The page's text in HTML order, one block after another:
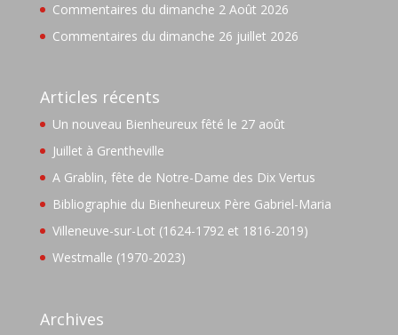
Commentaires du dimanche 2 Août 2026
Commentaires du dimanche 26 juillet 2026
Articles récents
Un nouveau Bienheureux fêté le 27 août
Juillet à Grentheville
A Grablin, fête de Notre-Dame des Dix Vertus
Bibliographie du Bienheureux Père Gabriel-Maria
Villeneuve-sur-Lot (1624-1792 et 1816-2019)
Westmalle (1970-2023)
Archives